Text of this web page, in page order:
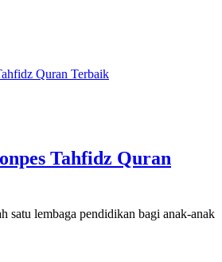
Tahfidz Quran
satu lembaga pendidikan bagi anak-anak